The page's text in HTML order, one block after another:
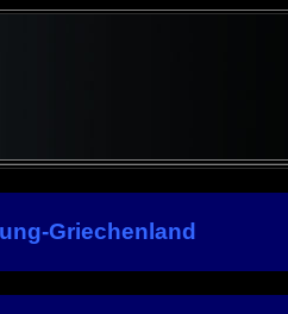
Griechenland